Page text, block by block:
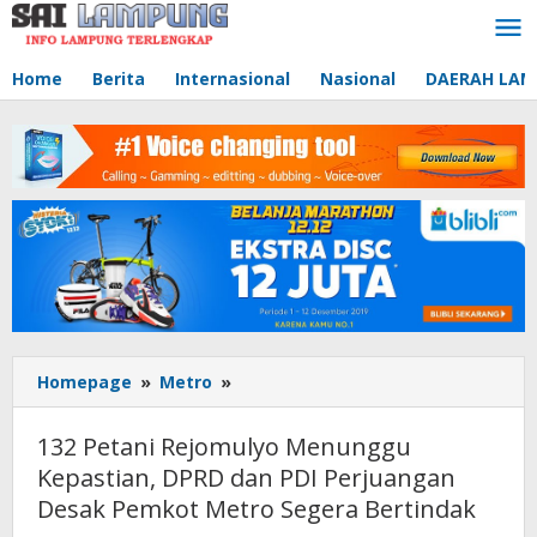
Lewati
Home Berita Internasional Nasional DAERAH
Homepage » Metro »
Petani
Rejomulyo
Menunggu
Kepastian,
DPRD
132 Petani Rejomulyo Menunggu
Kepastian, DPRD dan PDI Perjuangan
Desak Pemkot Metro Segera Bertindak